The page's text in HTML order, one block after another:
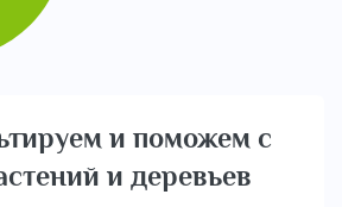
и поможем с
и деревьев